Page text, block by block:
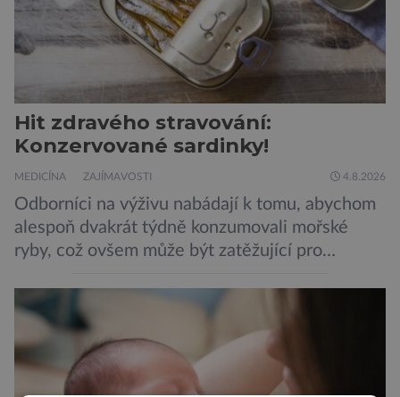
Hit zdravého stravování:
Konzervované sardinky!
MEDICÍNA ZAJÍMAVOSTI 4.8.2026
Odborníci na výživu nabádají k tomu, abychom
alespoň dvakrát týdně konzumovali mořské
ryby, což ovšem může být zatěžující pro
doporučení se nyní staly konzervované
sardinky, které si může dovolit opravdu každý
„Místo toho, aby poskytovaly izolované
mononutrienty, jsou rybí konzervy kompletní
potravinou,“ říká nutriční specialista Colin